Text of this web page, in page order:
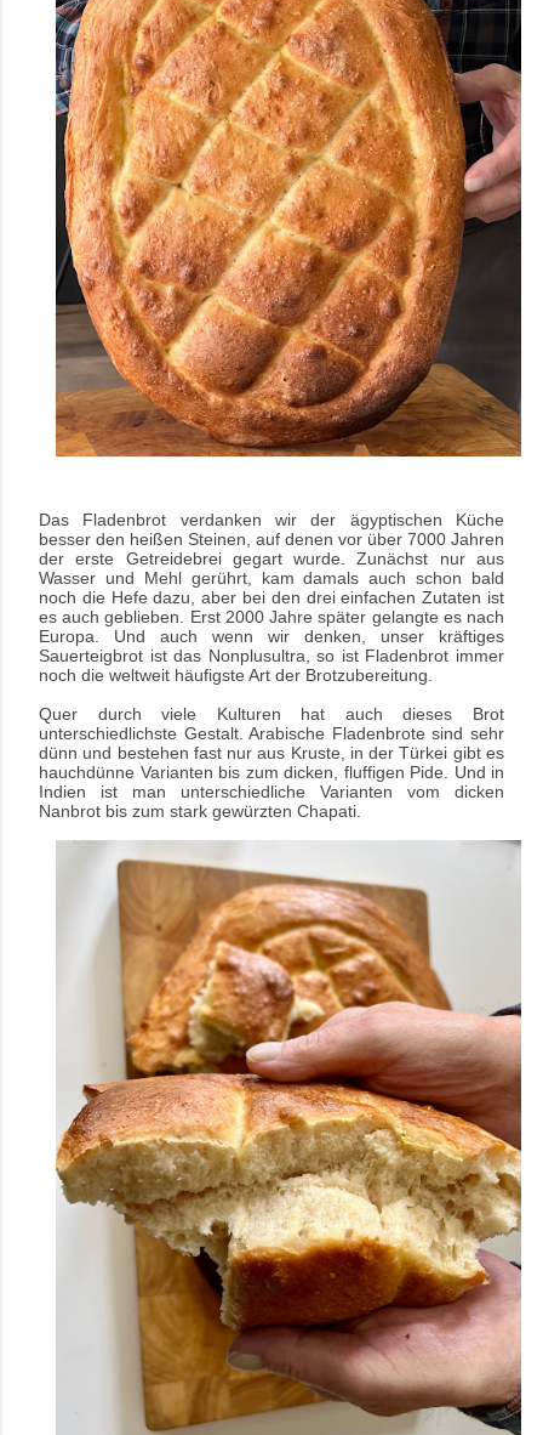
Das Fladenbrot verdanken wir der ägyptischen Küche
besser den heißen Steinen, auf denen vor über 7000 Jahren
der erste Getreidebrei gegart wurde. Zunächst nur aus
Wasser und Mehl gerührt, kam damals auch schon bald
noch die Hefe dazu, aber bei den drei einfachen Zutaten ist
es auch geblieben. Erst 2000 Jahre später gelangte es nach
Europa. Und auch wenn wir denken, unser kräftiges
Sauerteigbrot ist das Nonplusultra, so ist Fladenbrot immer
noch die weltweit häufigste Art der Brotzubereitung.
Quer durch viele Kulturen hat auch dieses Brot
unterschiedlichste Gestalt. Arabische Fladenbrote sind sehr
dünn und bestehen fast nur aus Kruste, in der Türkei gibt es
hauchdünne Varianten bis zum dicken, fluffigen Pide. Und in
Indien ist man unterschiedliche Varianten vom dicken
Nanbrot bis zum stark gewürzten Chapati.